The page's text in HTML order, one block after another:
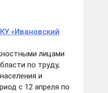
«Ивановский
лицами
по труду,
и
с 12 апреля по